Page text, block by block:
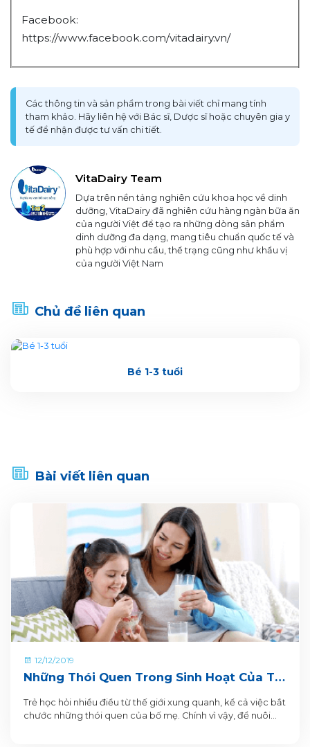
Facebook:
https://www.facebook.com/vitadairy.vn/
Các thông tin và sản phẩm trong bài viết chỉ mang tính
tham khảo. Hãy liên hệ với Bác sĩ, Dược sĩ hoặc chuyên gia y
tế để nhận được tư vấn chi tiết.
VitaDairy Team
Dựa trên nền tảng nghiên cứu khoa học về dinh
dưỡng, VitaDairy đã nghiên cứu hàng ngàn bữa ăn
của người Việt để tạo ra những dòng sản phẩm
dinh dưỡng đa dạng, mang tiêu chuẩn quốc tế và
phù hợp với nhu cầu, thể trạng cũng như khẩu vị
của người Việt Nam
Chủ đề liên quan
Bé 1-3 tuổi
Bài viết liên quan
12/12/2019
Những Thói Quen Trong Sinh Hoạt Của Trẻ
Trẻ học hỏi nhiều điều từ thế giới xung quanh, kể cả việc bắt
chước những thói quen của bố mẹ. Chính vì vậy, để nuôi